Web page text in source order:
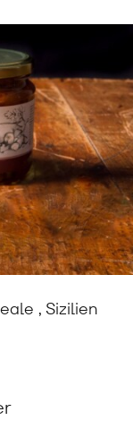
, Sizilien